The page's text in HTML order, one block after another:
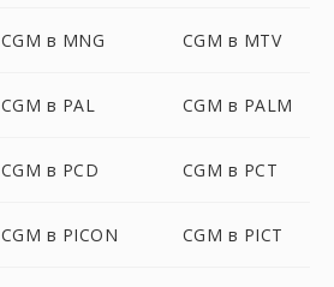
CGM в MNG CGM в MTV
CGM в PAL CGM в PALM
CGM в PCD CGM в PCT
CGM в PICON CGM в PICT